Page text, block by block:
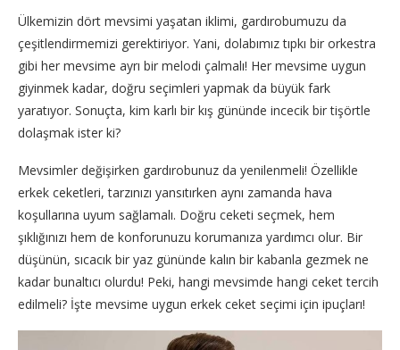
Ülkemizin dört mevsimi yaşatan iklimi, gardırobumuzu da
çeşitlendirmemizi gerektiriyor. Yani, dolabımız tıpkı bir orkestra
gibi her mevsime ayrı bir melodi çalmalı! Her mevsime uygun
giyinmek kadar, doğru seçimleri yapmak da büyük fark
yaratıyor. Sonuçta, kim karlı bir kış gününde incecik bir tişörtle
dolaşmak ister ki?
Mevsimler değişirken gardırobunuz da yenilenmeli! Özellikle
erkek ceketleri, tarzınızı yansıtırken aynı zamanda hava
koşullarına uyum sağlamalı. Doğru ceketi seçmek, hem
şıklığınızı hem de konforunuzu korumanıza yardımcı olur. Bir
düşünün, sıcacık bir yaz gününde kalın bir kabanla gezmek ne
kadar bunaltıcı olurdu! Peki, hangi mevsimde hangi ceket tercih
edilmeli? İşte mevsime uygun erkek ceket seçimi için ipuçları!